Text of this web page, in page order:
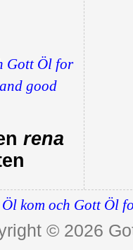
Gott Öl for
good
rena
kom och Gott Öl
© 2026